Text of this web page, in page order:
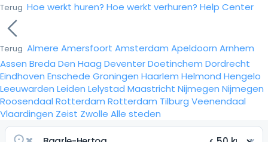
Terug Hoe werkt huren? Hoe werkt verhuren? Help Center
Terug Almere Amersfoort Amsterdam Apeldoorn Arnhem
Assen Breda Den Haag DeventerDoetinchem Dordrecht
Eindhoven Enschede Groningen Haarlem Helmond Hengelo
Leeuwarden Leiden Lelystad Maastricht Nijmegen Nijmegen
Roosendaal Rotterdam Rotterdam Tilburg Veenendaal
Vlaardingen Zeist Zwolle Alle steden